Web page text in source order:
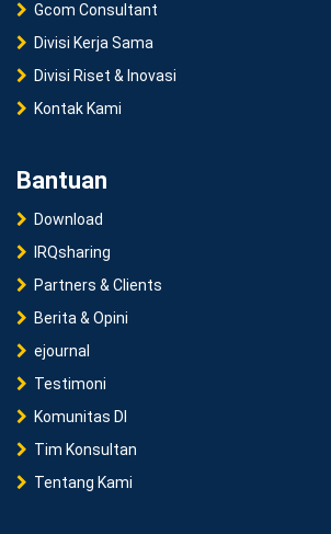
Gcom Consultant
Divisi Kerja Sama
Divisi Riset & Inovasi
Kontak Kami
Bantuan
Download
IRQsharing
Partners & Clients
Berita & Opini
ejournal
Testimoni
Komunitas DI
Tim Konsultan
Tentang Kami